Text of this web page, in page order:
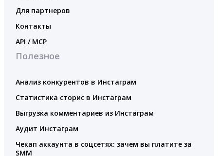
Для партнеров
Контакты
API / MCP
Полезное
Анализ конкурентов в Инстаграм
Статистика сторис в Инстаграм
Выгрузка комментариев из Инстаграм
Аудит Инстаграм
Чекап аккаунта в соцсетях: зачем вы платите за
SMM